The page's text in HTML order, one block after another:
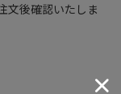
文後確認いたしま